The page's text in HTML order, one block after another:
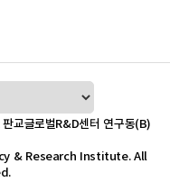
교글로벌R&D센터 연구동(B)
& Research Institute. All